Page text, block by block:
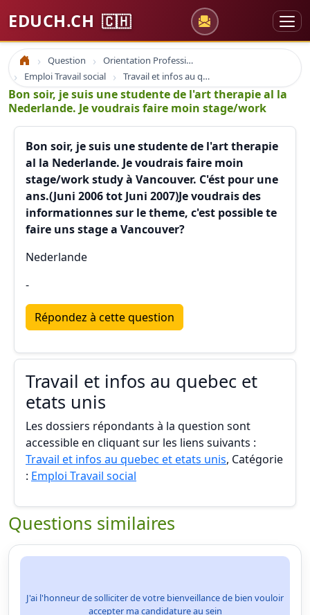
EDUCH.CH 🇨🇭
Accueil Question
Orientation Professionnelle
Emploi Travail social
Travail et infos au quebec et etats unis
Bon soir, je suis une studente de l'art therapie al la
Nederlande. Je voudrais faire moin stage/work
Bon soir, je suis une studente de l'art therapie
al la Nederlande. Je voudrais faire moin
stage/work study à Vancouver. C'ést pour une
ans.(Juni 2006 tot Juni 2007)Je voudrais des
informationnes sur le theme, c'est possible te
faire uns stage a Vancouver?
Nederlande
-
Répondez à cette question
Travail et infos au quebec et
etats unis
Les dossiers répondants à la question sont
accessible en cliquant sur les liens suivants :
Travail et infos au quebec et etats unis, Catégorie
: Emploi Travail social
Questions similaires
J'ai l'honneur de solliciter de votre bienveillance de bien vouloir
accepter ma candidature au sein